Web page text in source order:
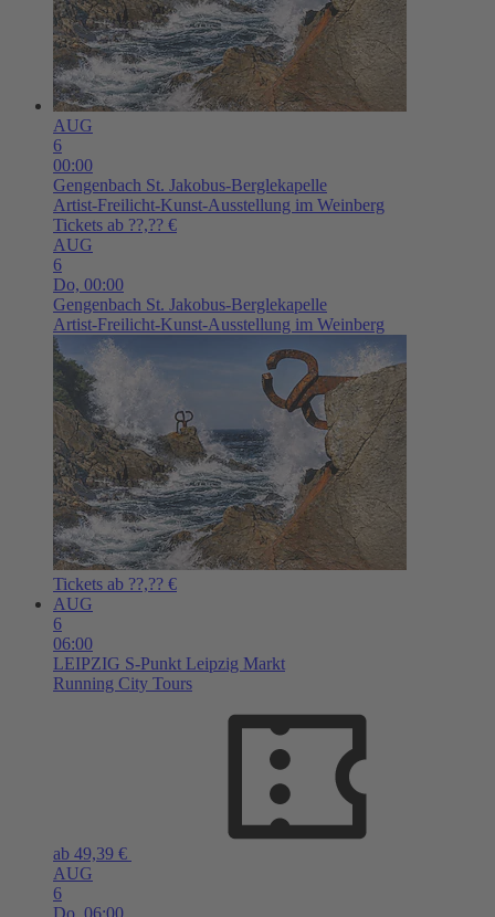
AUG
6
00:00
Gengenbach St. Jakobus-Berglekapelle
Artist-Freilicht-Kunst-Ausstellung im Weinberg
Tickets ab ??,?? €
AUG
6
Do, 00:00
Gengenbach St. Jakobus-Berglekapelle
Artist-Freilicht-Kunst-Ausstellung im Weinberg
Tickets ab ??,?? €
AUG
6
06:00
LEIPZIG S-Punkt Leipzig Markt
Running City Tours
ab 49,39 €
AUG
6
Do, 06:00